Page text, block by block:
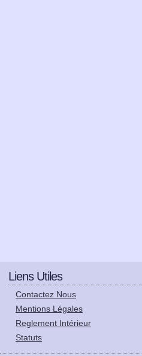
Liens Utiles
Contactez Nous
Mentions Légales
Reglement Intérieur
Statuts